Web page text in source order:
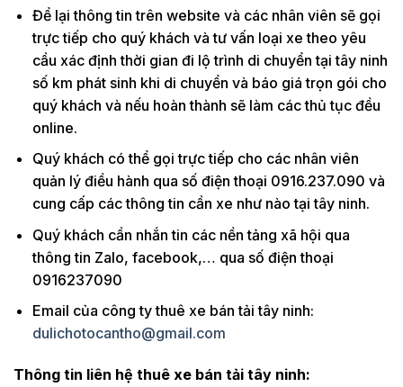
Để lại thông tin trên website và các nhân viên sẽ gọi
trực tiếp cho quý khách và tư vấn loại xe theo yêu
cầu xác định thời gian đi lộ trình di chuyển tại tây ninh
số km phát sinh khi di chuyển và báo giá trọn gói cho
quý khách và nếu hoàn thành sẽ làm các thủ tục đều
online.
Quý khách có thể gọi trực tiếp cho các nhân viên
quản lý điều hành qua số điện thoại 0916.237.090 và
cung cấp các thông tin cần xe như nào tại tây ninh.
Quý khách cần nhắn tin các nền tảng xã hội qua
thông tin Zalo, facebook,… qua số điện thoại
0916237090
Email của công ty thuê xe bán tải tây ninh:
dulichotocantho@gmail.com
Thông tin liên hệ thuê xe bán tải tây ninh: